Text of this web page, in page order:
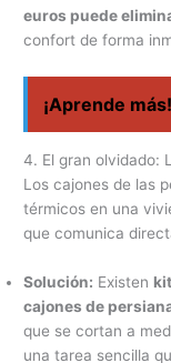
euros puede
confort de forma
¡Aprende más!
4. El gran olvidado:
Los cajones de las
térmicos en una
que comunica
Solución: Existen
cajones de
que se cortan a
una tarea sencilla